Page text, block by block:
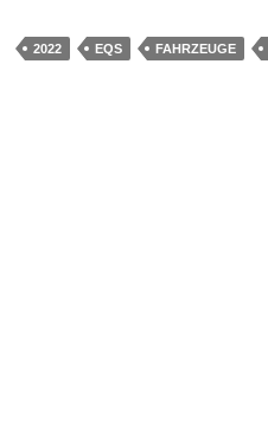
2022 EQS FAHRZEUGE